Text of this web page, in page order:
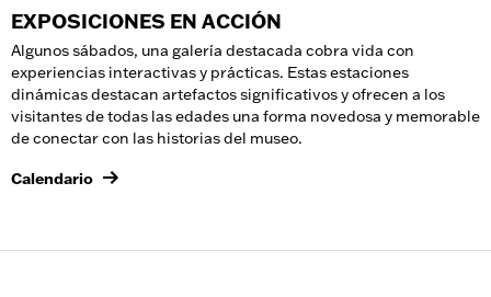
EXPOSICIONES EN ACCIÓN
Algunos sábados, una galería destacada cobra vida con
experiencias interactivas y prácticas. Estas estaciones
dinámicas destacan artefactos significativos y ofrecen a los
visitantes de todas las edades una forma novedosa y memorable
de conectar con las historias del museo.
Calendario